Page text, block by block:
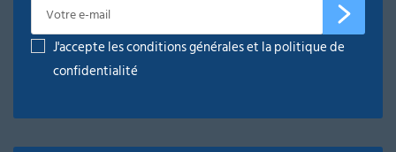
J'accepte les conditions générales et la politique de
confidentialité